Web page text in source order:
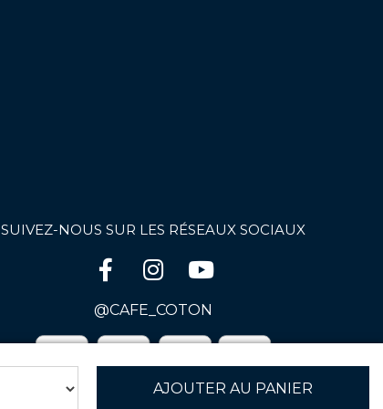
AJOUTER AU PANIER
SUIVEZ-NOUS SUR LES RÉSEAUX SOCIAUX
@CAFE_COTON